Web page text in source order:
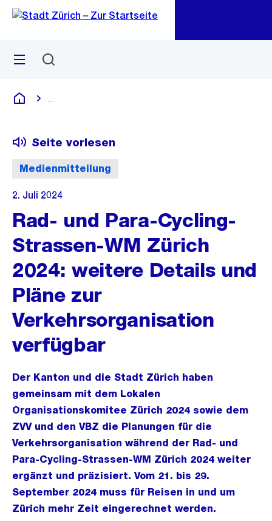
Navigation
Sprunglink
Menü
Deutsch
Medienmitteilung
Seite vorlesen
2. Juli 2024
Rad- und Para-Cycling-
Strassen-WM Zürich
2024: weitere Details und
Pläne zur
Verkehrsorganisation
verfügbar
Der Kanton und die Stadt Zürich haben
gemeinsam mit dem Lokalen
Organisationskomitee Zürich 2024 sowie dem
ZVV und den VBZ die Planungen für die
Verkehrsorganisation während der Rad- und
Para-Cycling-Strassen-WM Zürich 2024 weiter
ergänzt und präzisiert. Vom 21. bis 29.
September 2024 muss für Reisen in und um
Zürich mehr Zeit eingerechnet werden.